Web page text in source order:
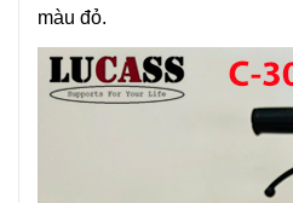
màu đỏ.